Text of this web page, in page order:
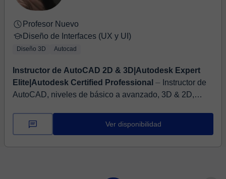
Profesor Nuevo
Diseño de Interfaces (UX y UI)
Diseño 3D Autocad
Instructor de AutoCAD 2D & 3D|Autodesk Expert
Elite|Autodesk Certified Professional ⏤ Instructor de
AutoCAD, niveles de básico a avanzado, 3D & 2D,
según necesidad o propósito, desde ase...
Ver disponibilidad